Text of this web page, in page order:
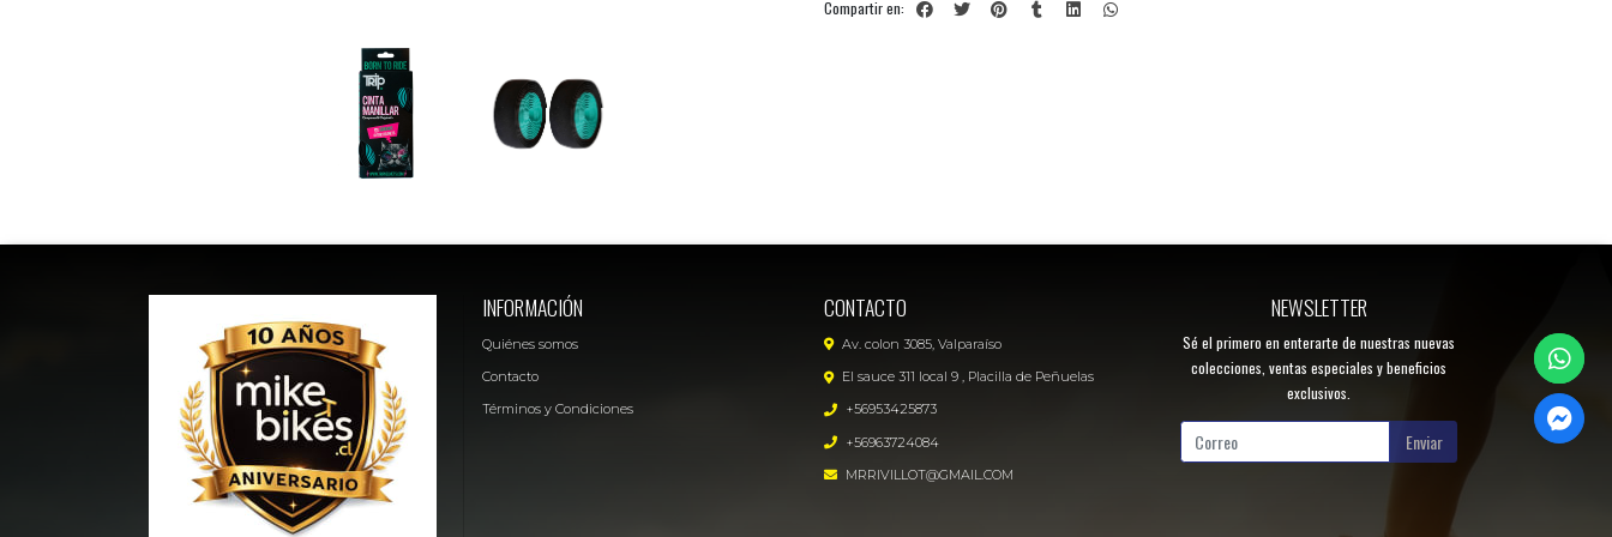
Compartir en:
INFORMACIÓN
Quiénes somos
Contacto
Términos y Condiciones
CONTACTO
Av. colon 3085, Valparaíso
El sauce 311 local 9 , Placilla de Peñuelas
+56953425873
+56963724084
MRRIVILLOT@GMAIL.COM
NEWSLETTER
Sé el primero en enterarte de nuestras nuevas
colecciones, ventas especiales y beneficios
exclusivos.
Enviar